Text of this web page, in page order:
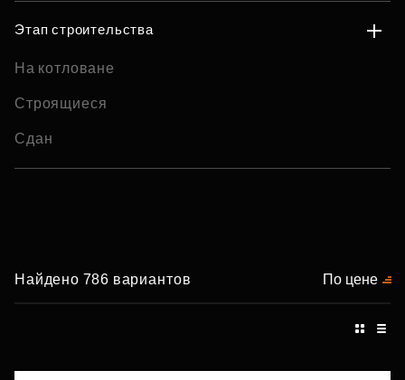
Этап строительства
На котловане
Строящиеся
Сдан
Найдено 786 вариантов По цене